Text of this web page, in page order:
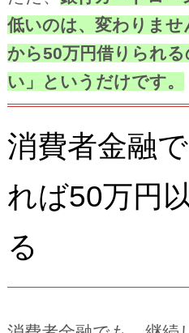
低いのは、変わりませ
から50万円借りられ
い」というだけです。
消費者金融
れば50万円
る